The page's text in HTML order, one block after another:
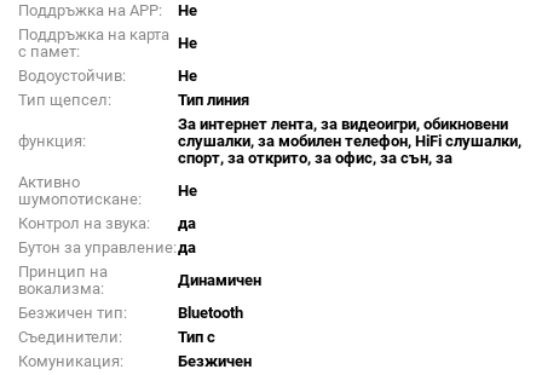
Поддръжка на APP:
Не
Поддръжка на карта
с памет:
Не
Водоустойчив:
Не
Тип щепсел:
Тип линия
функция:
За интернет лента, за видеоигри, обикновени
слушалки, за мобилен телефон, HiFi слушалки,
спорт, за открито, за офис, за сън, за
Активно
шумопотискане:
Не
Контрол на звука:
да
Бутон за управление:да
Принцип на
вокализма:
Динамичен
Безжичен тип:
Bluetooth
Съединители:
Тип c
Комуникация:
Безжичен